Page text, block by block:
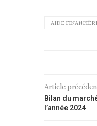
AIDE
Article
Bilan du
l’année 2024